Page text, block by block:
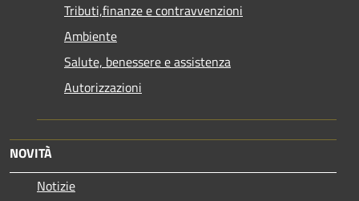
Tributi,finanze e contravvenzioni
Ambiente
Salute, benessere e assistenza
Autorizzazioni
NOVITÀ
Notizie